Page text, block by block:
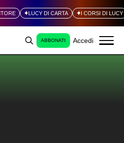
LUCY DI CARTA I CORSI DI LUCY
ABBONATI Accedi